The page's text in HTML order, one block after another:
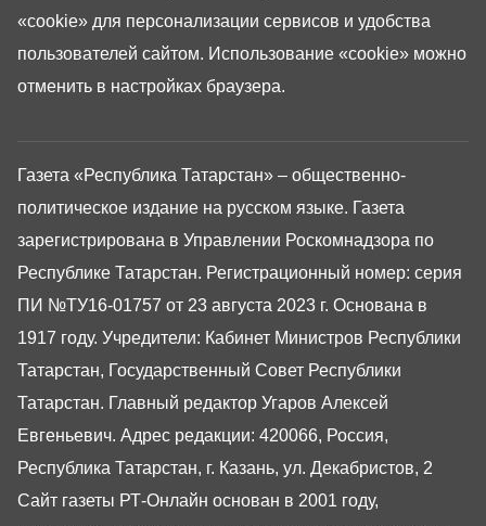
Газета «Республика Татарстан» – общественно-
политическое издание на русском языке. Газета
зарегистрирована в Управлении Роскомнадзора по
Республике Татарстан. Регистрационный номер: серия
ПИ №ТУ16-01757 от 23 августа 2023 г. Основана в
1917 году. Учредители: Кабинет Министров Республики
Татарстан, Государственный Совет Республики
Татарстан. Главный редактор Угаров Алексей
Евгеньевич. Адрес редакции: 420066, Россия,
Республика Татарстан, г. Казань, ул. Декабристов, 2
Сайт газеты РТ-Онлайн основан в 2001 году,
«cookie» для персонализации сервисов и удобства
пользователей сайтом. Использование «cookie» можно
отменить в настройках браузера.